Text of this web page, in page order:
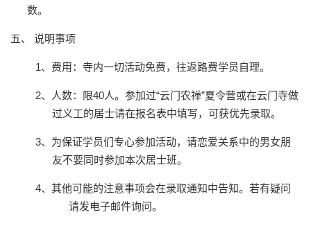
数。
五、 说明事项
1、费用：寺内一切活动免费，往返路费学员自理。
2、人数：限40人。参加过“云门农禅”夏令营或在云门寺做
过义工的居士请在报名表中填写，可获优先录取。
3、为保证学员们专心参加活动，请恋爱关系中的男女朋
友不要同时参加本次居士班。
4、其他可能的注意事项会在录取通知中告知。若有疑问
请发电子邮件询问。